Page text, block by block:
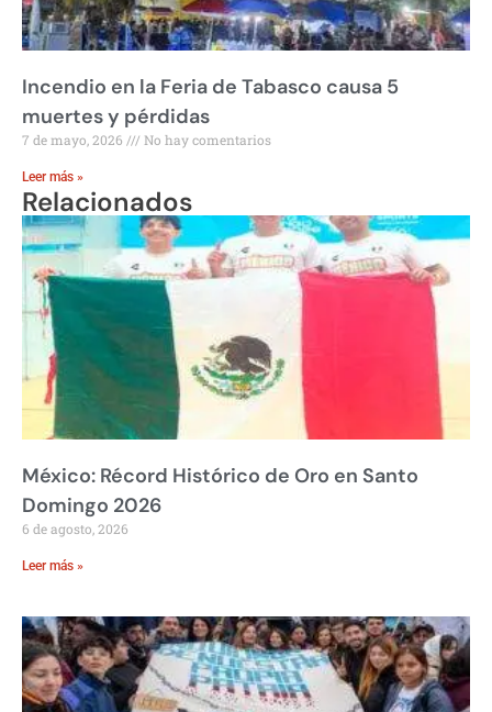
Incendio en la Feria de Tabasco causa 5
muertes y pérdidas
7 de mayo, 2026 No hay comentarios
Leer más »
Relacionados
México: Récord Histórico de Oro en Santo
Domingo 2026
6 de agosto, 2026
Leer más »